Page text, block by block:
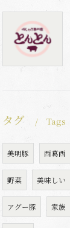
タグ Tags
美明豚 西葛西
野菜 美味しい
アグー豚 家族